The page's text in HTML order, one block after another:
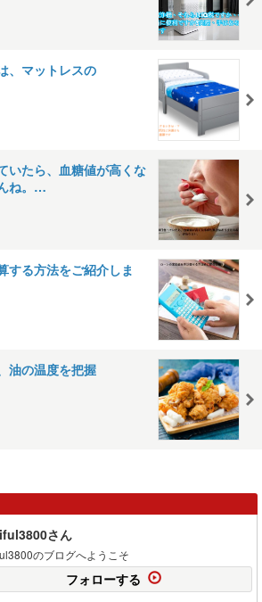
、マットレスの
いたら、血糖値が高くな
ね。…
する方法をご紹介しま
油の温度を把握
さん
のブログへようこそ
フォローする